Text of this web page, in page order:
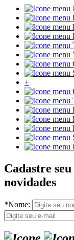
+
Cadastre
novidades
*Nome: